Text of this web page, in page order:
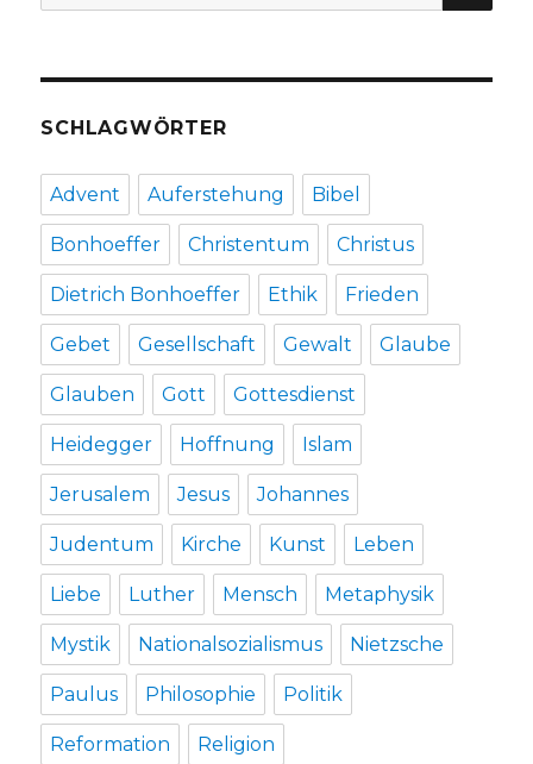
2019
nach:
SCHLAGWÖRTER
Advent Auferstehung Bibel
Bonhoeffer Christentum Christus
Dietrich Bonhoeffer Ethik Frieden
Gebet Gesellschaft Gewalt Glaube
Glauben Gott Gottesdienst
Heidegger Hoffnung Islam
Jerusalem Jesus Johannes
Judentum Kirche Kunst Leben
Liebe Luther Mensch Metaphysik
Mystik Nationalsozialismus Nietzsche
Paulus Philosophie Politik
Reformation Religion